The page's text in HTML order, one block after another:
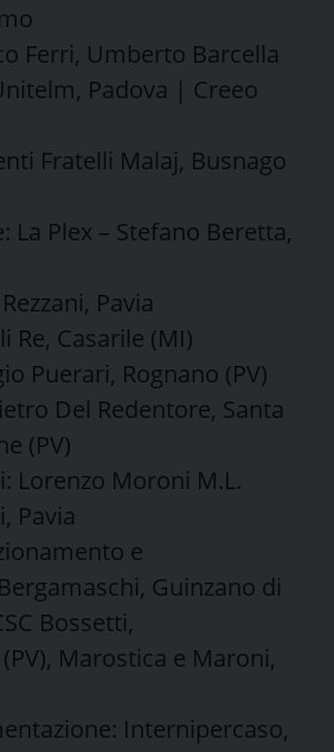
Ferri, Umberto Barcella
Padova | Creeo
Fratelli Malaj, Busnago
La Plex – Stefano Beretta,
Pavia
Re, Casarile (MI)
Puerari, Rognano (PV)
Del Redentore, Santa
(PV)
Lorenzo Moroni M.L.
Pavia
e
Guinzano di
Bossetti,
Marostica e Maroni,
Internipercaso,